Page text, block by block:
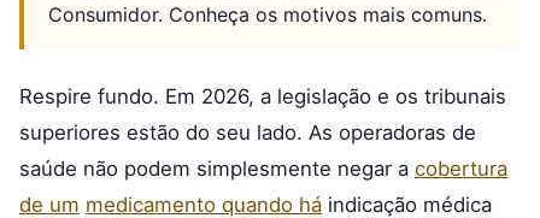
Consumidor. Conheça os motivos mais comuns.
Respire fundo. Em 2026, a legislação e os tribunais
superiores estão do seu lado. As operadoras de
saúde não podem simplesmente negar a cobertura
de um medicamento quando há indicação médica